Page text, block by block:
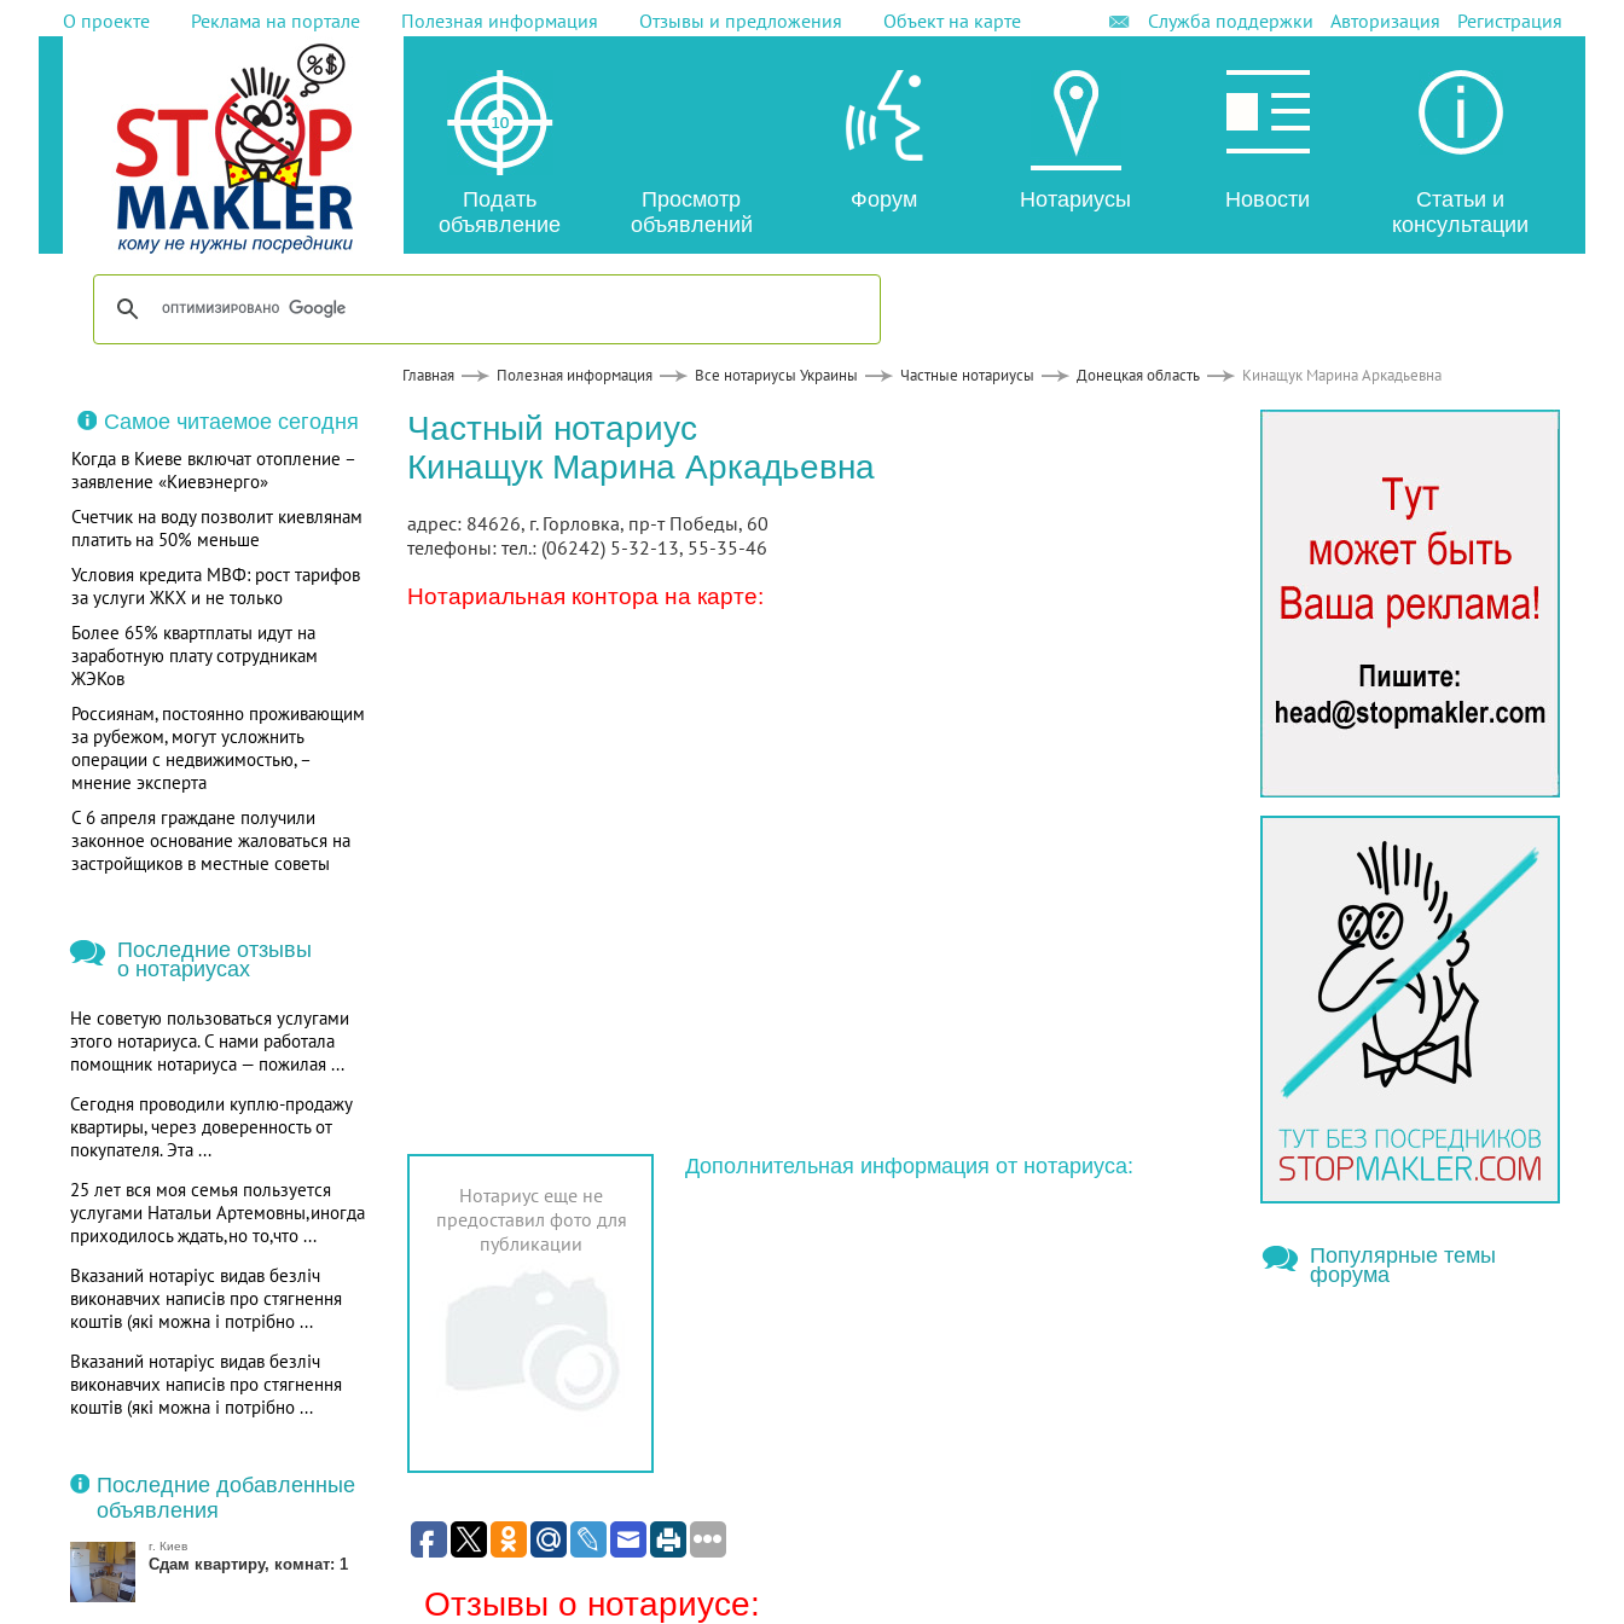
О проекте Реклама на портале Полезная информация Отзывы и предложения Объект на карте Служба поддержки Авторизация Регистрация
Подать
объявление
Просмотр
объявлений
Форум Нотариусы Новости
Статьи и
консультации
Главная Полезная информация Все нотариусы Украины Частные нотариусы Донецкая область Кинащук Марина Аркадьевна
Самое читаемое сегодня
Когда в Киеве включат отопление –
заявление «Киевэнерго»
Счетчик на воду позволит киевлянам
платить на 50% меньше
Условия кредита МВФ: рост тарифов
за услуги ЖКХ и не только
Более 65% квартплаты идут на
заработную плату сотрудникам
ЖЭКов
Россиянам, постоянно проживающим
за рубежом, могут усложнить
операции с недвижимостью, –
мнение эксперта
С 6 апреля граждане получили
законное основание жаловаться на
застройщиков в местные советы
Последние отзывы
о нотариусах
Не советую пользоваться услугами
этого нотариуса. С нами работала
помощник нотариуса — пожилая ...
Сегодня проводили куплю-продажу
квартиры, через доверенность от
покупателя. Эта ...
25 лет вся моя семья пользуется
услугами Натальи Артемовны,иногда
приходилось ждать,но то,что ...
Вказаний нотаріус видав безліч
виконавчих написів про стягнення
коштів (які можна і потрібно ...
Вказаний нотаріус видав безліч
виконавчих написів про стягнення
коштів (які можна і потрібно ...
Последние добавленные
объявления
г. Киев
Сдам квартиру, комнат: 1
Частный нотариус
Кинащук Марина Аркадьевна
адрес: 84626, г. Горловка, пр-т Победы, 60
телефоны: тел.: (06242) 5-32-13, 55-35-46
Нотариальная контора на карте:
Дополнительная информация от нотариуса:
Нотариус еще не
предоставил фото для
публикации
Отзывы о нотариусе:
Популярные темы
форума